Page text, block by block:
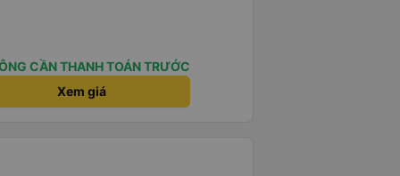
CẦN THANH TOÁN TRƯỚC
Xem giá